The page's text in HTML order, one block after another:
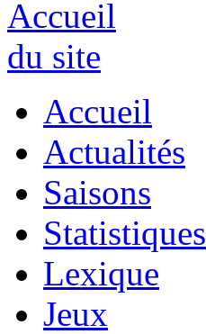
Accueil
Actualités
Saisons
Statistiques
Lexique
Jeux